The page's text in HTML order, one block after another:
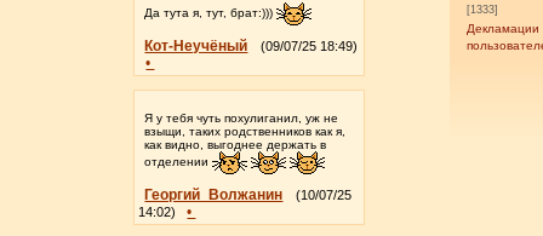
[1333]
Декламации
Да тута я, тут, брат:)))
Кот-Неучёный (09/07/25 18:49)
•
Я у тебя чуть похулиганил, уж не
взыщи, таких родственников как я,
как видно, выгоднее держать в
отделении
Георгий_Волжанин
(10/07/25
14:02)
•